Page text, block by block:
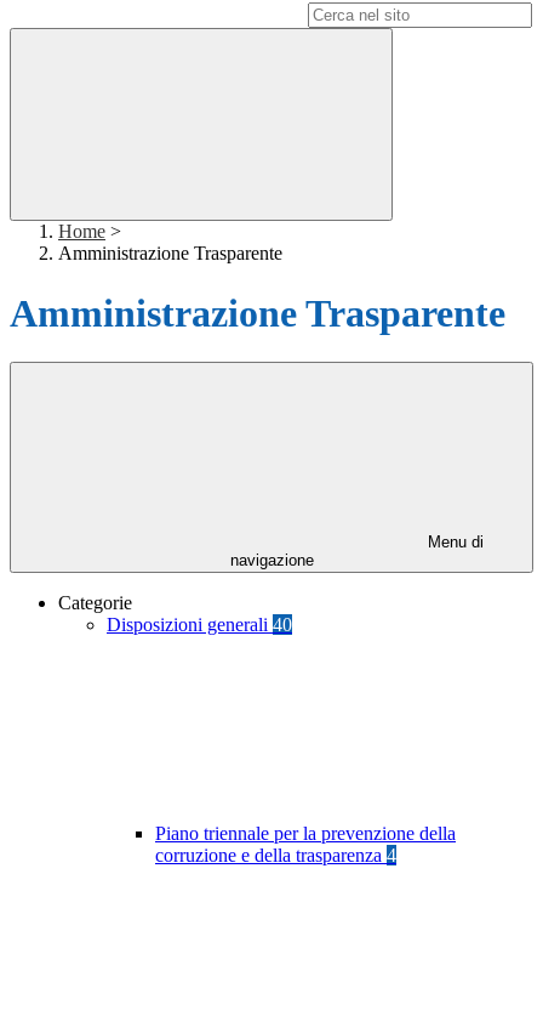
Home >
Amministrazione Trasparente
Amministrazione Trasparente
Menu di
navigazione
Categorie
Disposizioni generali 40
Piano triennale per la prevenzione della
corruzione e della trasparenza 4